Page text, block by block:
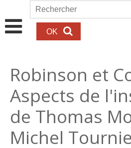
Aller au contenu principal
Formulaire de
Rechercher
Robinson et
Aspects de
de Thomas
Michel